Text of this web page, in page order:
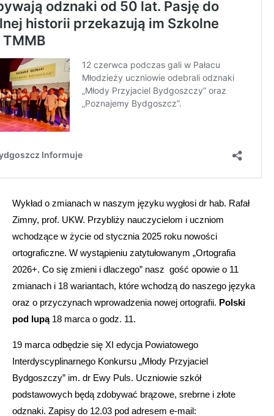
Wykład o zmianach w naszym języku wygłosi dr hab. Rafał
Zimny, prof. UKW. Przybliży nauczycielom i uczniom
wchodzące w życie od stycznia 2025 roku nowości
ortograficzne. W wystąpieniu zatytułowanym „Ortografia
2026+. Co się zmieni i dlaczego” nasz gość opowie o 11
zmianach i 18 wariantach, które wchodzą do naszego języka
oraz o przyczynach wprowadzenia nowej ortografii. Polski
pod lupą18 marca o godz. 11.
19 marca odbędzie się XI edycja Powiatowego
Interdyscyplinarnego Konkursu „Młody Przyjaciel
Bydgoszczy” im. dr Ewy Puls. Uczniowie szkół
podstawowych będą zdobywać brązowe, srebrne i złote
odznaki. Zapisy do 12.03 pod adresem e-mail: